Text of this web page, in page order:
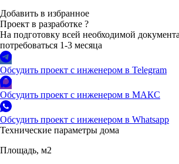
Добавить в избранное
Проект в разработке ?
На подготовку всей необходимой
потребоваться 1-3 месяца
Обсудить проект с инженером в Telegram
Обсудить проект с инженером в МАКС
Обсудить проект с инженером в Whatsapp
Технические параметры дома
Площадь, м2